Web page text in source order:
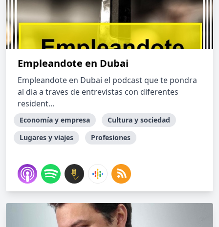
Empleandote en Dubai
Empleandote en Dubai el podcast que te pondra
al dia a traves de entrevistas con diferentes
resident...
Economía y empresa
Cultura y sociedad
Lugares y viajes
Profesiones